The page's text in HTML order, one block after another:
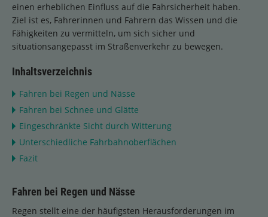
einen erheblichen Einfluss auf die Fahrsicherheit haben.
Ziel ist es, Fahrerinnen und Fahrern das Wissen und die
Fähigkeiten zu vermitteln, um sich sicher und
situationsangepasst im Straßenverkehr zu bewegen.
Inhaltsverzeichnis
Fahren bei Regen und Nässe
Fahren bei Schnee und Glätte
Eingeschränkte Sicht durch Witterung
Unterschiedliche Fahrbahnoberflächen
Fazit
Fahren bei Regen und Nässe
Regen stellt eine der häufigsten Herausforderungen im